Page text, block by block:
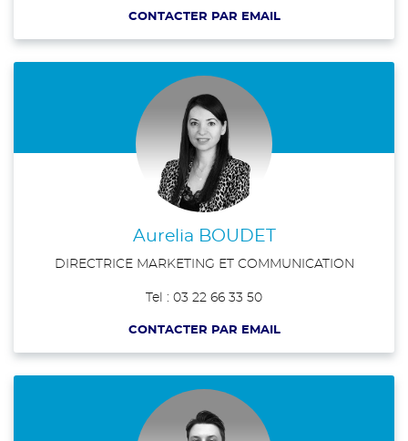
CONTACTER PAR EMAIL
Aurelia BOUDET
DIRECTRICE MARKETING ET COMMUNICATION
Tel : 03 22 66 33 50
CONTACTER PAR EMAIL